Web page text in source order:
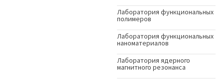
Лаборатория функциональных
полимеров
Лаборатория функциональных
наноматериалов
Лаборатория ядерного
магнитного резонанса